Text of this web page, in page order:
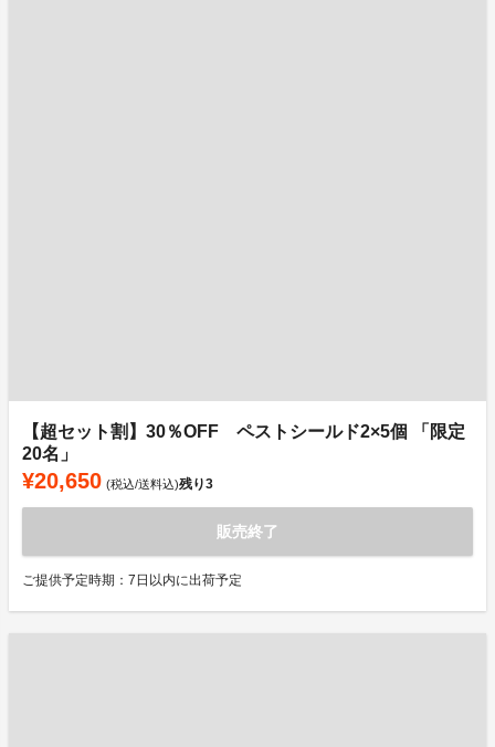
【超セット割】30％OFF ペストシールド2×5個 「限定
20名」
¥20,650 (税込/送料込)残り3
販売終了
ご提供予定時期：7日以内に出荷予定